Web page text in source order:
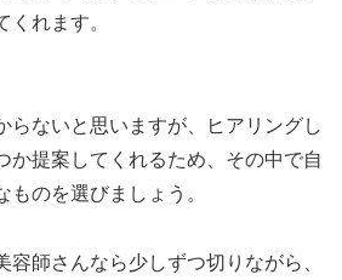
くれます。
らないと思いますが、ヒアリングし
か提案してくれるため、その中で自
のを選びましょう。
容師さんなら少しずつ切りながら、